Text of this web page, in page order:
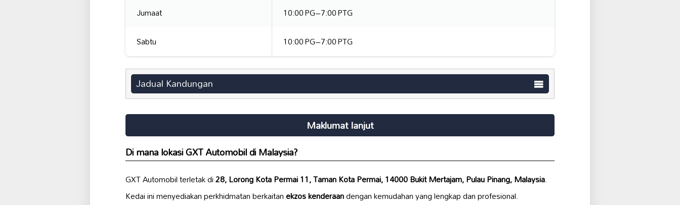
Jumaat
10:00 PG–7:00 PTG
Sabtu
10:00 PG–7:00 PTG
Jadual Kandungan
Maklumat lanjut
Di mana lokasi GXT Automobil di Malaysia?
GXT Automobil terletak di28, Lorong Kota Permai 11, Taman Kota Permai, 14000 Bukit Mertajam, Pulau Pinang, Malaysia.
Kedai ini menyediakan perkhidmatan berkaitanekzos kenderaandengan kemudahan yang lengkap dan profesional.